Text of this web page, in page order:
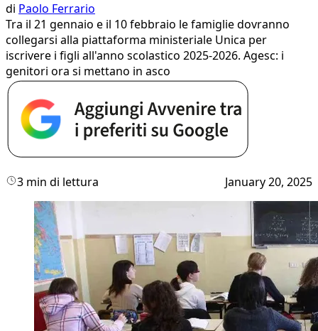
di Paolo Ferrario
Tra il 21 gennaio e il 10 febbraio le famiglie dovranno
collegarsi alla piattaforma ministeriale Unica per
iscrivere i figli all'anno scolastico 2025-2026. Agesc: i
genitori ora si mettano in asco
3 min di lettura January 20, 2025